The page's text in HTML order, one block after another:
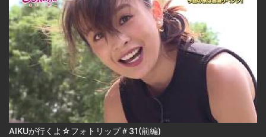
AIKUが行くよ☆フォトリップ＃31(前編)